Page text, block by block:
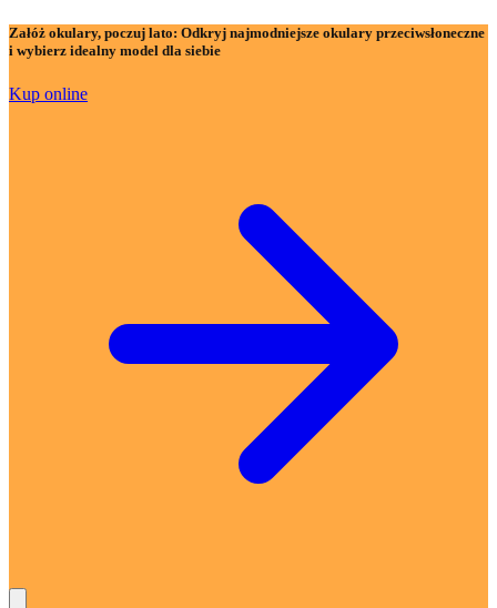
Załóż okulary, poczuj lato: Odkryj najmodniejsze okulary przeciwsłoneczne
i wybierz idealny model dla siebie
Kup online